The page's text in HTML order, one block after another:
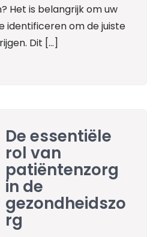
Het is belangrijk om uw
identificeren om de juiste
Dit […]
De essentiële
rol van
patiëntenzorg
in de
gezondheidszo
rg